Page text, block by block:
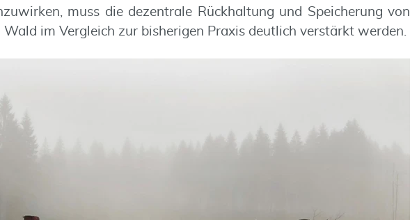
muss die dezentrale Rückhaltung und Speicherung von
Wald im Vergleich zur bisherigen Praxis deutlich verstärkt werden.